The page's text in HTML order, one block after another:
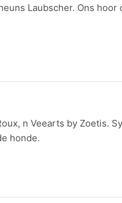
Laubscher. Ons hoor
n Veearts by Zoetis.
honde.